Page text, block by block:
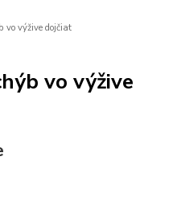
deti
autíčka
vo výžive dojčiat
vo výžive